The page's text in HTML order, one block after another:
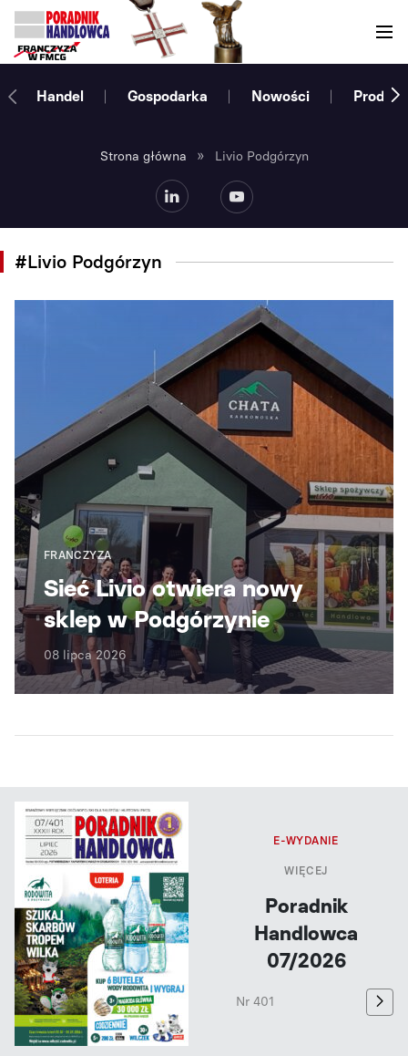
Handel Gospodarka Nowości
Strona główna » Livio Podgórzyn
#Livio Podgórzyn
FRANCZYZA
Sieć Livio otwiera nowy
sklep w Podgórzynie
08 lipca 2026
E-WYDANIE
WIĘCEJ
Poradnik
Handlowca
07/2026
Nr 401